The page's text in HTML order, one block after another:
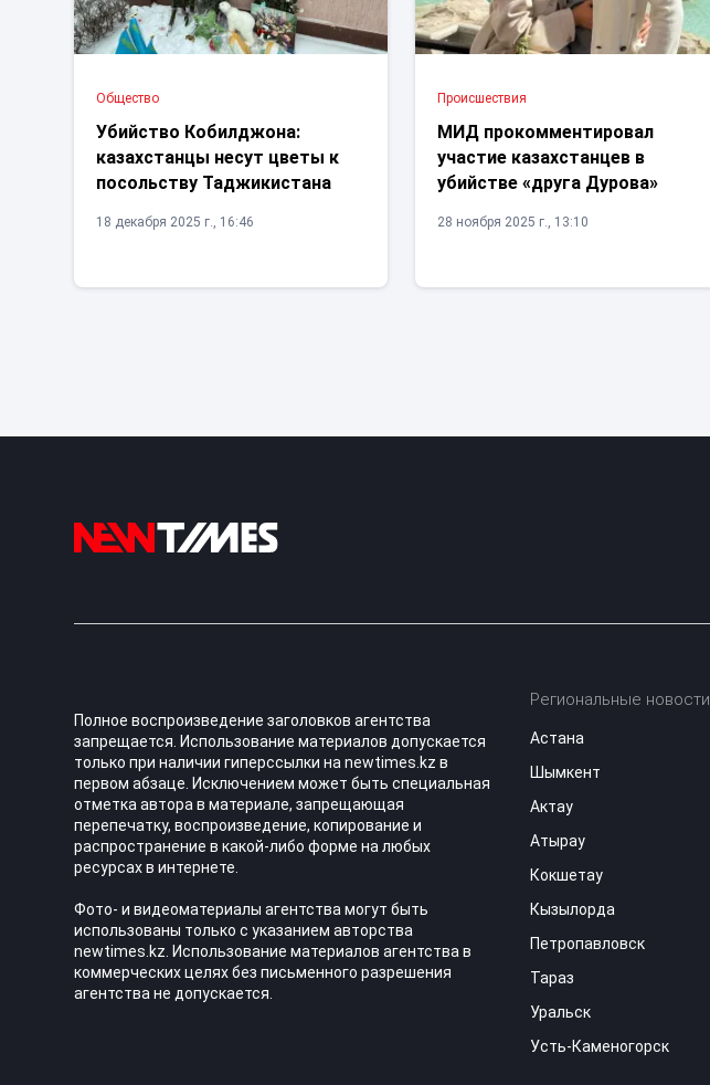
Общество
Убийство Кобилджона:
казахстанцы несут цветы к
посольству Таджикистана
18 декабря 2025 г., 16:46
Проиcшествия
МИД прокомментировал
участие казахстанцев в
убийстве «друга Дурова»
28 ноября 2025 г., 13:10
Полное воспроизведение заголовков агентства
запрещается. Использование материалов допускается
только при наличии гиперссылки на newtimes.kz в
первом абзаце. Исключением может быть специальная
отметка автора в материале, запрещающая
перепечатку, воспроизведение, копирование и
распространение в какой-либо форме на любых
ресурсах в интернете.
Фото- и видеоматериалы агентства могут быть
использованы только с указанием авторства
newtimes.kz. Использование материалов агентства в
коммерческих целях без письменного разрешения
агентства не допускается.
Региональные новости
Астана
Шымкент
Актау
Атырау
Кокшетау
Кызылорда
Петропавловск
Тараз
Уральск
Усть-Каменогорск